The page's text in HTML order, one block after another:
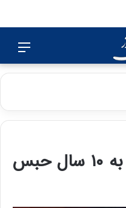
آتش زنندگان مراتع به ۱۰ سال حبس